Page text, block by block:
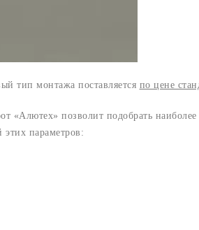
тип монтажа поставляется по цене
позволит подобрать
параметров: